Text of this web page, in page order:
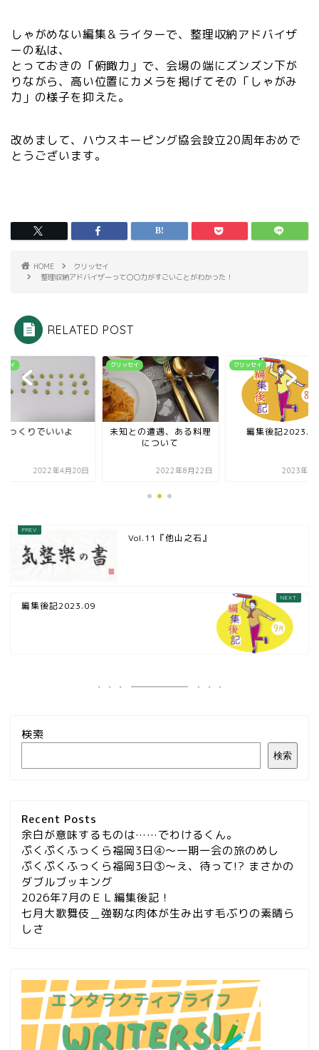
しゃがめない編集＆ライターで、整理収納アドバイザ
ーの私は、
とっておきの「俯瞰力」で、会場の端にズンズン下が
りながら、高い位置にカメラを掲げてその「しゃがみ
力」の様子を抑えた。
改めまして、ハウスキーピング協会設立20周年おめで
とうございます。
HOME
クリッセイ
整理収納アドバイザーって〇〇力がすごいことがわかった！
RELATED POST
セイ
ゆっくりでいいよ
2022年4月20日
クリッセイ
未知との遭遇、ある料理
について
2022年8月22日
クリッセイ
編集後記
2023年8
Vol.11『他山之石』
編集後記2023.09
検索
検索
Recent Posts
余白が意味するものは……でわけるくん。
ぷくぷくふっくら福岡3日④～一期一会の旅のめし
ぷくぷくふっくら福岡3日③～え、待って!? まさかの
ダブルブッキング
2026年7月のＥＬ編集後記！
七月大歌舞伎＿強靭な肉体が生み出す毛ぶりの素晴ら
しさ